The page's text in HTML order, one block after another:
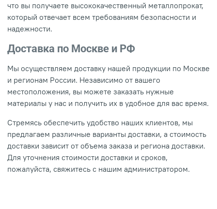
что вы получаете высококачественный металлопрокат,
который отвечает всем требованиям безопасности и
надежности.
Доставка по Москве и РФ
Мы осуществляем доставку нашей продукции по Москве
и регионам России. Независимо от вашего
местоположения, вы можете заказать нужные
материалы у нас и получить их в удобное для вас время.
Стремясь обеспечить удобство наших клиентов, мы
предлагаем различные варианты доставки, а стоимость
доставки зависит от объема заказа и региона доставки.
Для уточнения стоимости доставки и сроков,
пожалуйста, свяжитесь с нашим администратором.